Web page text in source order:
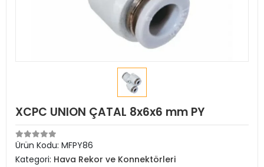
XCPC UNION ÇATAL 8x6x6 mm PY
Ürün Kodu: MFPY86
Kategori: Hava Rekor ve Konnektörleri